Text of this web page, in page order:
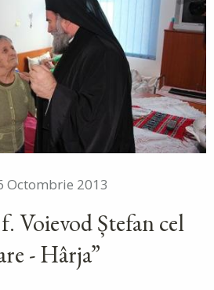
Octombrie 2013
Voievod Ștefan cel
- Hârja”